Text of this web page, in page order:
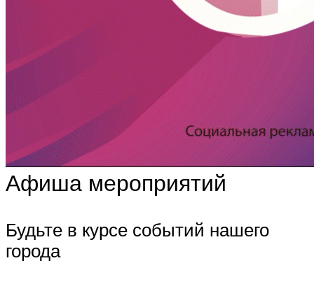
Афиша мероприятий
Будьте в курсе событий нашего
города